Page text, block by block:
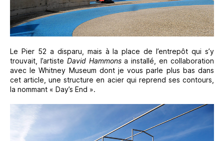
Le Pier 52 a disparu, mais à la place de l’entrepôt qui s’y
trouvait, l’artiste David Hammonsa installé, en collaboration
avec le Whitney Museum dont je vous parle plus bas dans
cet article, une structure en acier qui reprend ses contours,
la nommant « Day’s End ».